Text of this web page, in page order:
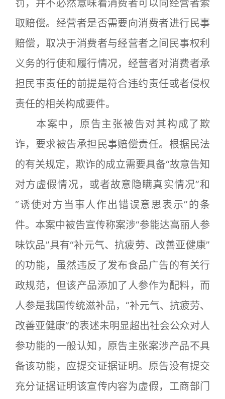
罚，并不必然意味着消费者可以向经营者索
取赔偿。经营者是否需要向消费者进行民事
赔偿，取决于消费者与经营者之间民事权利
义务的行使和履行情况，经营者对消费者承
担民事责任的前提是符合违约责任或者侵权
责任的相关构成要件。
本案中，原告主张被告对其构成了欺
诈，要求被告承担民事赔偿责任。根据民法
的有关规定，欺诈的成立需要具备“故意告知
对方虚假情况，或者故意隐瞒真实情况”和
“诱使对方当事人作出错误意思表示”的条
件。本案中被告宣传称案涉“参能达高丽人参
味饮品”具有“补元气、抗疲劳、改善亚健康”
的功能，虽然违反了发布食品广告的有关行
政规范，但该产品添加了人参作为配料，而
人参是我国传统滋补品，“补元气、抗疲劳、
改善亚健康”的表述未明显超出社会公众对人
参功能的一般认知，原告主张案涉产品不具
备该功能，应提交证据证明。原告没有提交
充分证据证明该宣传内容为虚假，工商部门